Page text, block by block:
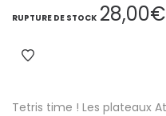
RUPTURE DE STOCK 28,00€
Tetris time ! Les plateaux